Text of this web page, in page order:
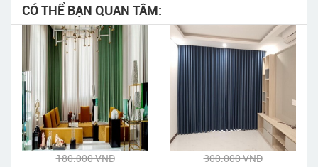
CÓ THỂ BẠN QUAN TÂM:
180.000 VNĐ 300.000 VNĐ